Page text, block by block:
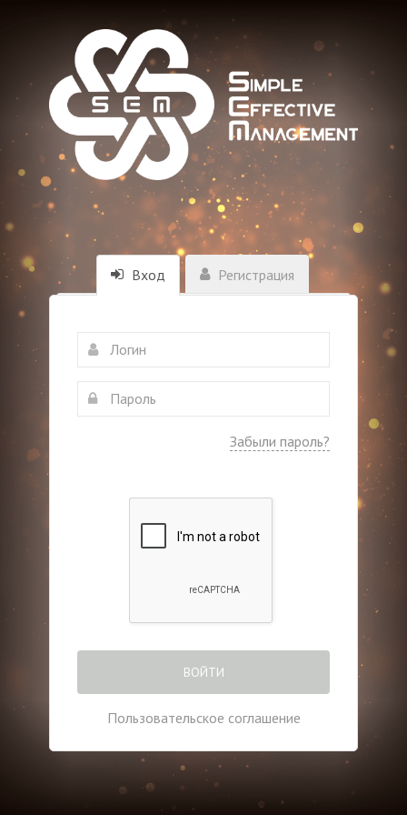
Вход Регистрация
Забыли пароль?
ВОЙТИ
Пользовательское соглашение